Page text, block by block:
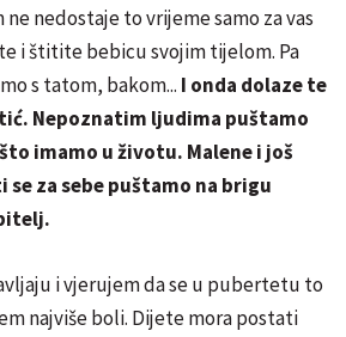
nedostaje to vrijeme samo za vas
i štitite bebicu svojim tijelom. Pa
s tatom, bakom... I onda dolaze te
Nepoznatim ljudima puštamo
imamo u životu. Malene i još
za sebe puštamo na brigu
i vjerujem da se u pubertetu to
najviše boli. Dijete mora postati